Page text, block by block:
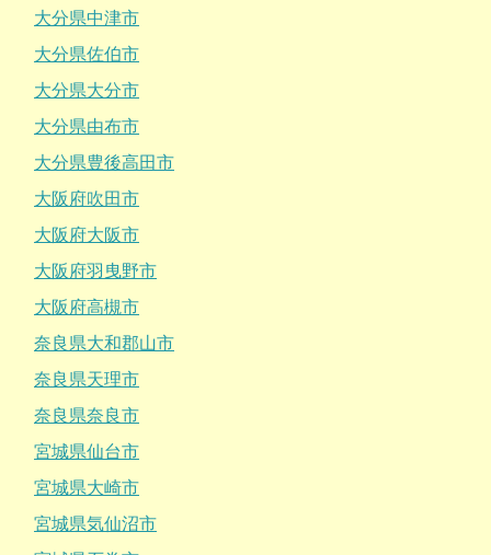
大分県中津市
大分県佐伯市
大分県大分市
大分県由布市
大分県豊後高田市
大阪府吹田市
大阪府大阪市
大阪府羽曳野市
大阪府高槻市
奈良県大和郡山市
奈良県天理市
奈良県奈良市
宮城県仙台市
宮城県大崎市
宮城県気仙沼市